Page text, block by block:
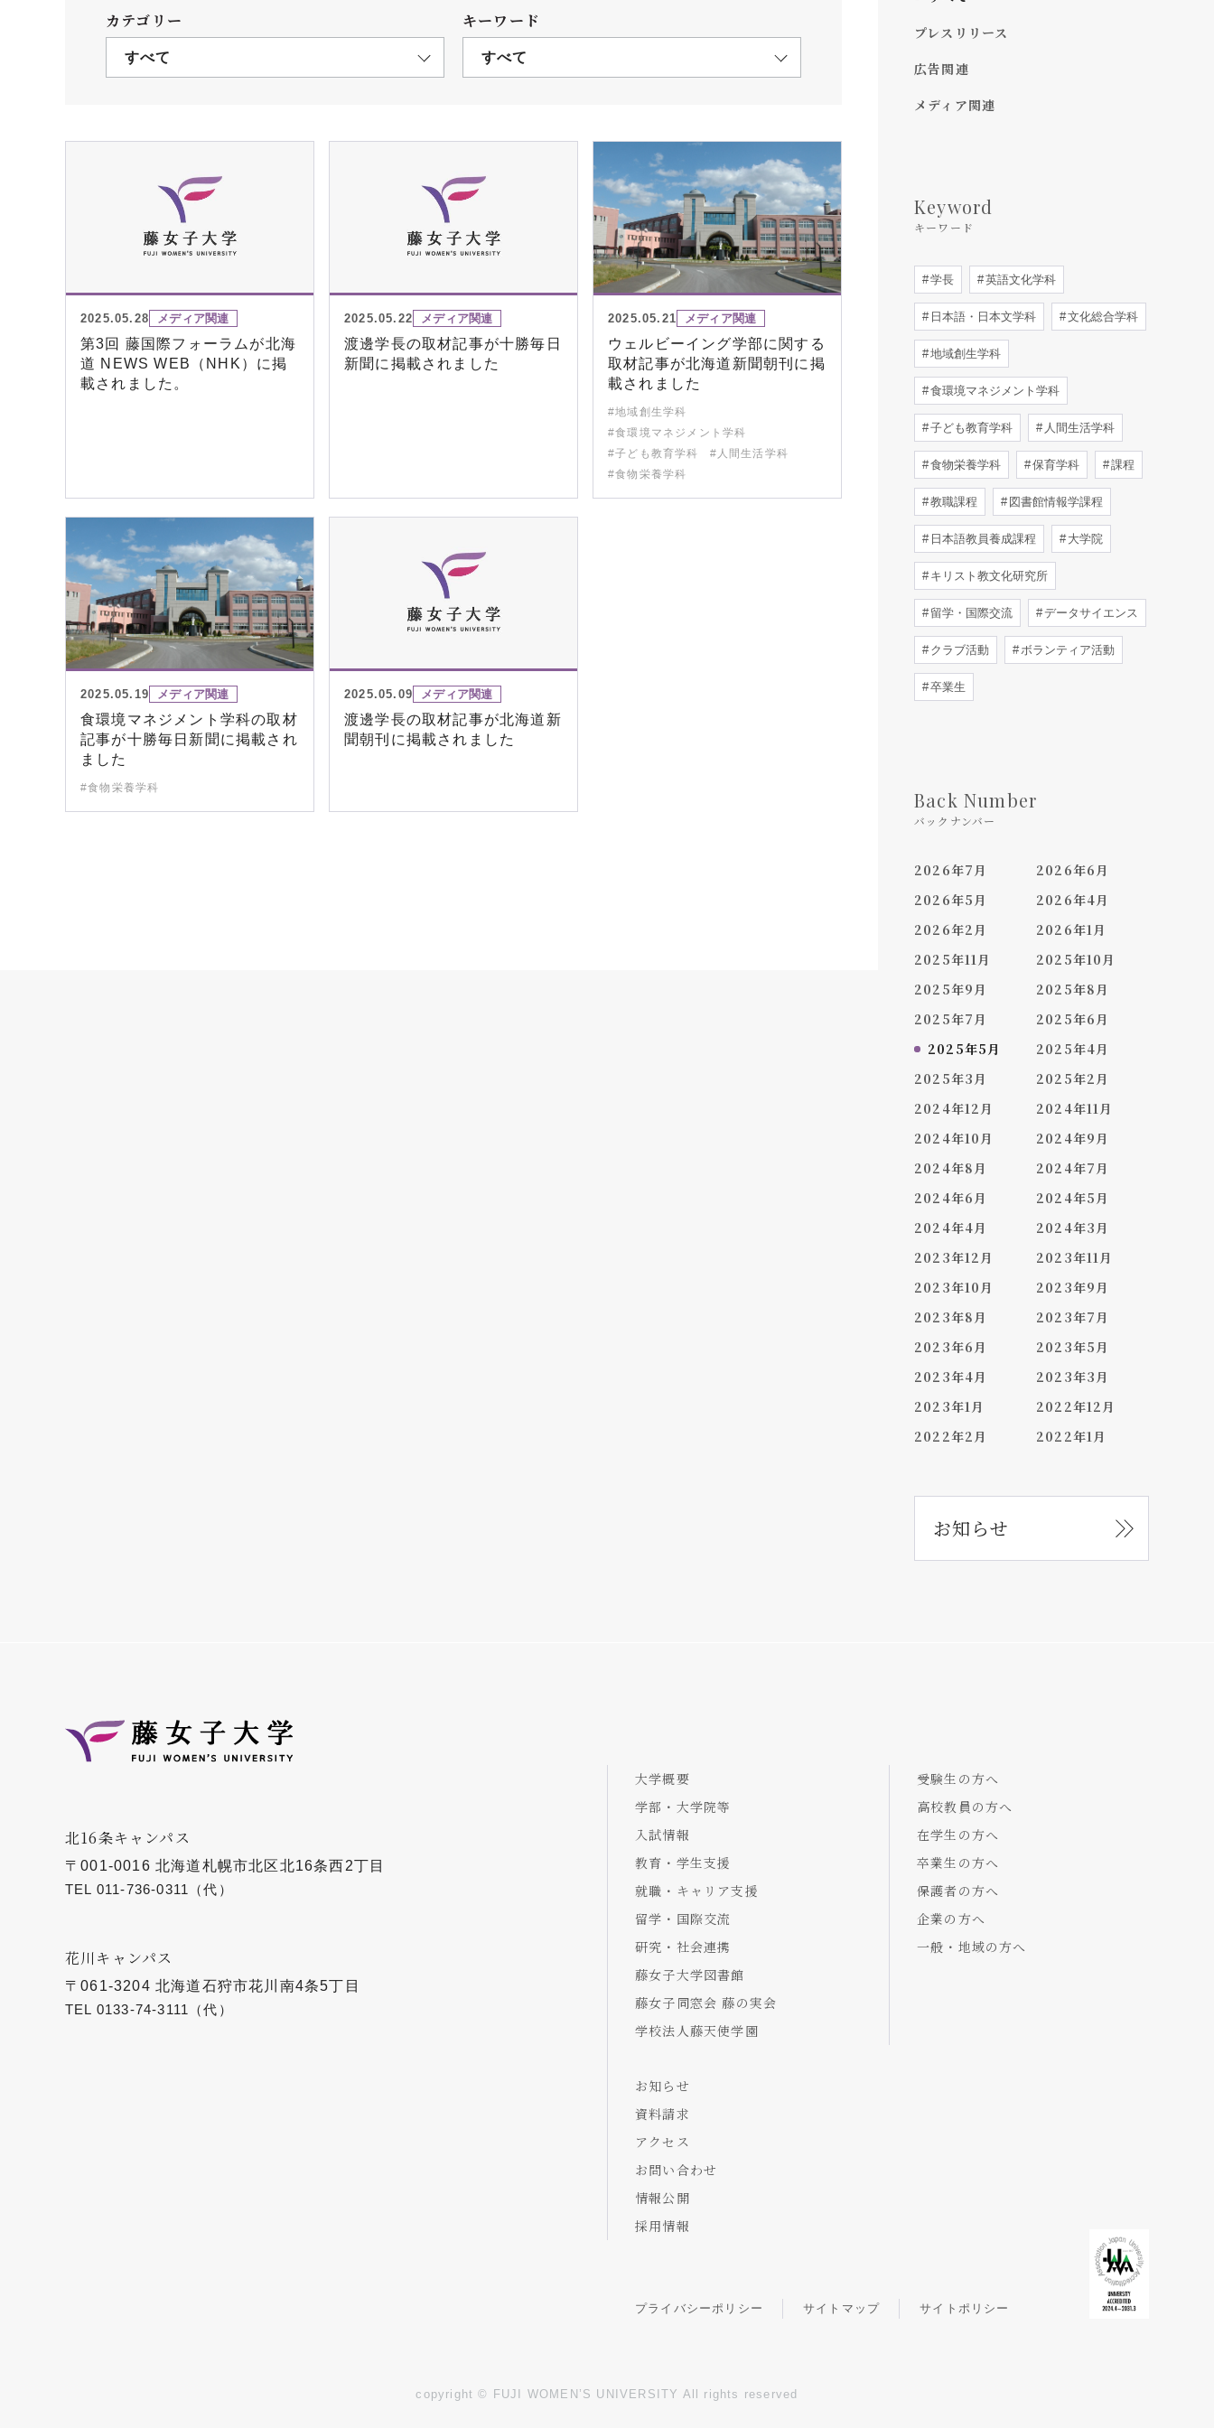
３Dパノラマビュー
プレスリリース
メディア出演・掲載
SNS
シンボルマーク・校章
相続財産によるご寄付
ふるさと納税を活用し
学則
自己点検・評価
カテゴリー
すべて
キーワード
すべて
2025.05.28 メディア関連
第3回 藤国際フォーラムが北海
道 NEWS WEB（NHK）に掲
載されました。
2025.05.22 メディア関連
渡邊学長の取材記事が十勝毎日
新聞に掲載されました
2025.05.21 メディア関連
ウェルビーイング学部に関する
取材記事が北海道新聞朝刊に掲
載されました
#地域創生学科
#食環境マネジメント学科
#子ども教育学科
#人間生活学科
#食物栄養学科
2025.05.19 メディア関連
食環境マネジメント学科の取材
記事が十勝毎日新聞に掲載され
ました
#食物栄養学科
2025.05.09 メディア関連
渡邊学長の取材記事が北海道新
聞朝刊に掲載されました
プレスリリース
広告関連
メディア関連
Keyword
キーワード
学長 英語文化学科
日本語・日本文学科 文化総合学科
地域創生学科
食環境マネジメント学科
子ども教育学科 人間生活学科
食物栄養学科 保育学科 課程
教職課程 図書館情報学課程
日本語教員養成課程 大学院
キリスト教文化研究所
留学・国際交流 データサイエンス
クラブ活動 ボランティア活動
卒業生
Back Number
バックナンバー
2026年7月
2026年6月
2026年5月
2026年4月
2026年2月
2026年1月
2025年11月
2025年10月
2025年9月
2025年8月
2025年7月
2025年6月
2025年5月
2025年4月
2025年3月
2025年2月
2024年12月
2024年11月
2024年10月
2024年9月
2024年8月
2024年7月
2024年6月
2024年5月
2024年4月
2024年3月
2023年12月
2023年11月
2023年10月
2023年9月
2023年8月
2023年7月
2023年6月
2023年5月
2023年4月
2023年3月
2023年1月
2022年12月
2022年2月
2022年1月
お知らせ
北16条キャンパス
〒001-0016 北海道札幌市北区北16条西2丁目
TEL 011-736-0311 （代）
花川キャンパス
〒061-3204 北海道石狩市花川南4条5丁目
TEL 0133-74-3111 （代）
大学概要
学部・大学院等
入試情報
教育・学生支援
就職・キャリア支援
留学・国際交流
研究・社会連携
藤女子大学図書館
藤女子同窓会 藤の実会
学校法人藤天使学園
受験生の方へ
高校教員の方へ
在学生の方へ
卒業生の方へ
保護者の方へ
企業の方へ
一般・地域の方へ
お知らせ
資料請求
アクセス
お問い合わせ
情報公開
採用情報
プライバシーポリシー サイトマップ サイトポリシー
copyright © FUJI WOMEN’S UNIVERSITY All rights reserved